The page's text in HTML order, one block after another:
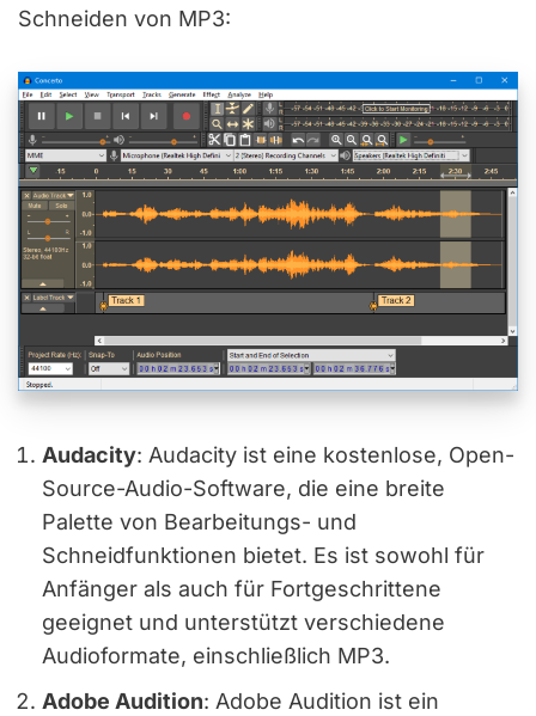
Schneiden von MP3:
Audacity: Audacity ist eine kostenlose, Open-
Source-Audio-Software, die eine breite
Palette von Bearbeitungs- und
Schneidfunktionen bietet. Es ist sowohl für
Anfänger als auch für Fortgeschrittene
geeignet und unterstützt verschiedene
Audioformate, einschließlich MP3.
Adobe Audition: Adobe Audition ist ein